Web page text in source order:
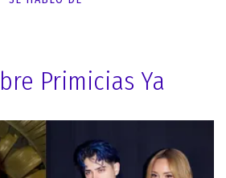
Primicias Ya